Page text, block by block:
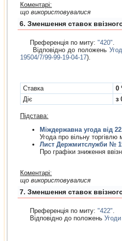
Коментарі:
що використовувалися
6. Зменшення ставок
Преференція по миту: "420".
Відповідно до положень
19504/7/99-99-19-04-17).
Cтавка
0
Діє
з
Підстава:
Міждержавна
Угода про вiльну
Лист Держмитслужби №
Про графiки зниження
Коментарі:
що використовувалися
7. Зменшення ставок
Преференція по миту: "422".
Відповідно до положень Угоди